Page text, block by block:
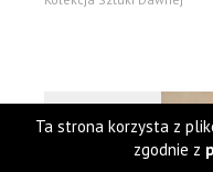
Ta strona korzysta z
zgodnie z